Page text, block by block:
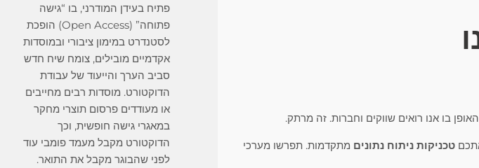
בו אנו רואים שווקים וחברות. זה מרתק.
טכניקות ניתוח נתונים מתקדמות. תפרשו מערכי
פתיח בעידן המודרני, בו “גישה
פתוחה” (Open Access) הופכת
לסטנדרט במימון ציבורי ובמוסדות
אקדמיים מובילים, צומח שיח חדש
סביב הערך והייעוד של עבודת
הדוקטורט. מוסדות רבים מחייבים
או מעודדים פרסום תוצרי מחקר
במאגרי גישה חופשית, וכך
הדוקטורט מקבל מעמד פומבי עוד
לפני שהבוגר מקבל את התואר.